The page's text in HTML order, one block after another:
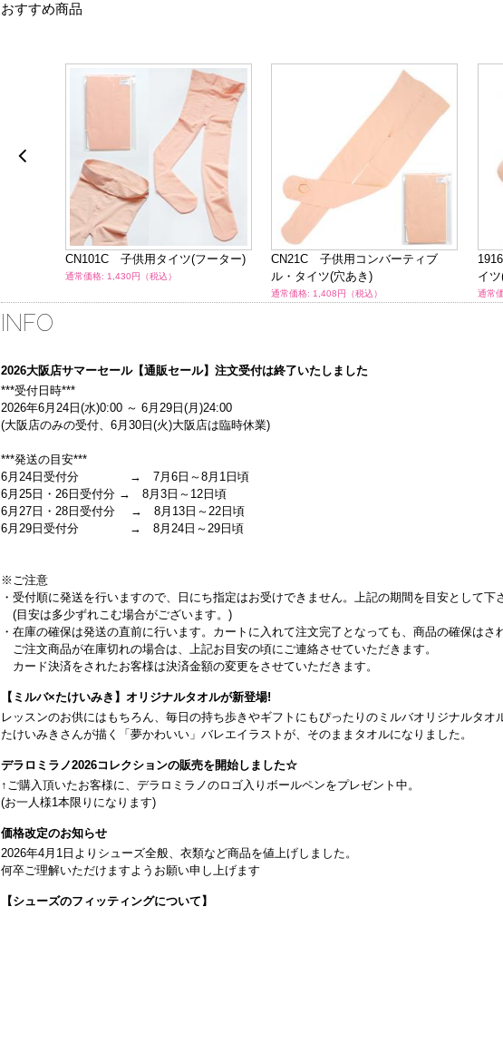
おすすめ商品
CN101C 子供用タイツ(フーター)
通常価格: 1,430円（税込）
CN21C 子供用コンバーティブ
ル・タイツ(穴あき)
通常価格: 1,408円（税込）
イ
通常
INFO
2026大阪店サマーセール【通販セール】注文受付は終了いたしました
***受付日時***
2026年6月24日(水)0:00 ～ 6月29日(月)24:00
(大阪店のみの受付、6月30日(火)大阪店は臨時休業)
***発送の目安***
6月24日受付分 → 7月6日～8月1日頃
6月25日・26日受付分 → 8月3日～12日頃
6月27日・28日受付分 → 8月13日～22日頃
6月29日受付分 → 8月24日～29日頃
※ご注意
・受付順に発送を行いますので、日にち指定はお受けできません。上記の期間を目安として下
(目安は多少ずれこむ場合がございます。)
・在庫の確保は発送の直前に行います。カートに入れて注文完了となっても、商品の確保はさ
ご注文商品が在庫切れの場合は、上記お目安の頃にご連絡させていただきます。
カード決済をされたお客様は決済金額の変更をさせていただきます。
【ミルバ×たけいみき】オリジナルタオルが新登場!
レッスンのお供にはもちろん、毎日の持ち歩きやギフトにもぴったりのミルバオリジナルタオ
たけいみきさんが描く「夢かわいい」バレエイラストが、そのままタオルになりました。
デラロミラノ2026コレクションの販売を開始しました☆
↑ご購入頂いたお客様に、デラロミラノのロゴ入りボールペンをプレゼント中。
(お一人様1本限りになります)
価格改定のお知らせ
2026年4月1日よりシューズ全般、衣類など商品を値上げしました。
何卒ご理解いただけますようお願い申し上げます
【シューズのフィッティングについて】